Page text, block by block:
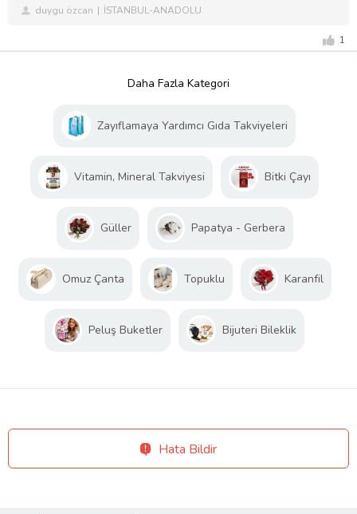
duygu özcan İSTANBUL-ANADOLU
1
Daha Fazla Kategori
Zayıflamaya Yardımcı Gıda Takviyeleri
Vitamin, Mineral Takviyesi Bitki Çayı
Güller Papatya - Gerbera
Omuz Çanta Topuklu Karanfil
Peluş Buketler Bijuteri Bileklik
Hata Bildir